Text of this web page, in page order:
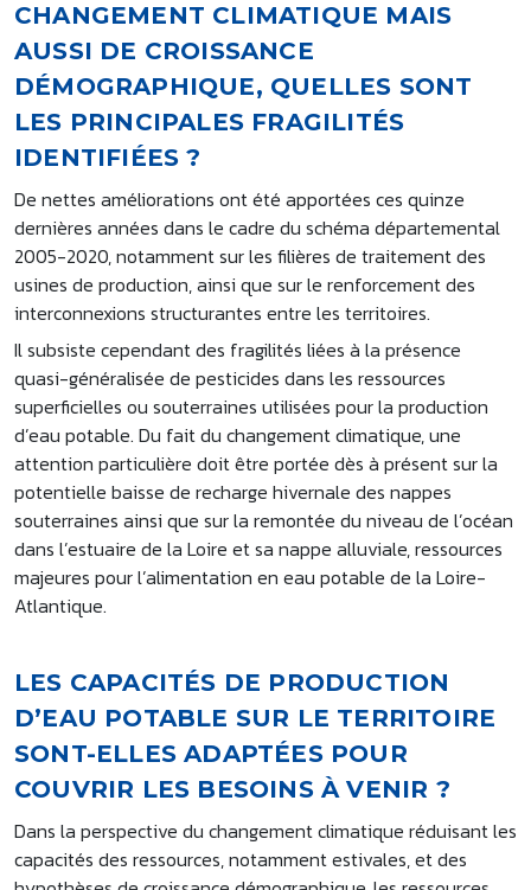
CHANGEMENT CLIMATIQUE MAIS
AUSSI DE CROISSANCE
DÉMOGRAPHIQUE, QUELLES SONT
LES PRINCIPALES FRAGILITÉS
IDENTIFIÉES ?
De nettes améliorations ont été apportées ces quinze
dernières années dans le cadre du schéma départemental
2005-2020, notamment sur les filières de traitement des
usines de production, ainsi que sur le renforcement des
interconnexions structurantes entre les territoires.
Il subsiste cependant des fragilités liées à la présence
quasi-généralisée de pesticides dans les ressources
superficielles ou souterraines utilisées pour la production
d’eau potable. Du fait du changement climatique, une
attention particulière doit être portée dès à présent sur la
potentielle baisse de recharge hivernale des nappes
souterraines ainsi que sur la remontée du niveau de l’océan
dans l’estuaire de la Loire et sa nappe alluviale, ressources
majeures pour l’alimentation en eau potable de la Loire-
Atlantique.
LES CAPACITÉS DE PRODUCTION
D’EAU POTABLE SUR LE TERRITOIRE
SONT-ELLES ADAPTÉES POUR
COUVRIR LES BESOINS À VENIR ?
Dans la perspective du changement climatique réduisant les
capacités des ressources, notamment estivales, et des